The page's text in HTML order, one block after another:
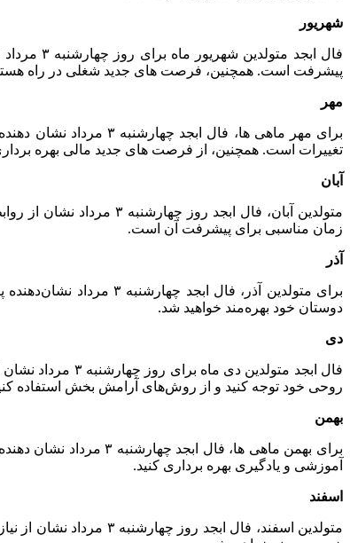
شهریور
فال
پیشرفت است. همچنین، فرصت‌ های جدید شغلی در راه
مهر
برای مهر ماهی‌ ها،
تغییرات است. همچنین، از فرصت‌ های جدید مالی بهره‌
آبان
متولدین آبان، فال
زمان مناسبی برای پیشرفت آن است.
آذر
برای متولدین آذر،
دوستان خود بهره‌مند خواهید شد.
دی
فال ابجد
روحی خود توجه کنید و از روش‌های آرامش‌ بخش استفاده
بهمن
برای بهمن ماهی‌ ها،
آموزشی و یادگیری بهره‌ برداری کنید.
اسفند
متولدین اسفند، فال